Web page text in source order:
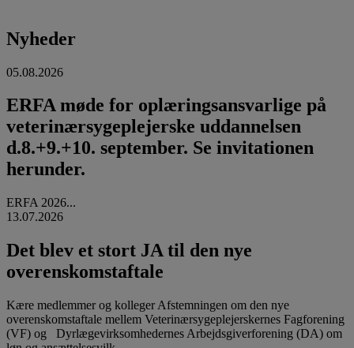
Nyheder
05.08.2026
ERFA møde for oplæringsansvarlige på
veterinærsygeplejerske uddannelsen
d.8.+9.+10. september. Se invitationen
herunder.
ERFA 2026...
13.07.2026
Det blev et stort JA til den nye
overenskomstaftale
Kære medlemmer og kolleger Afstemningen om den nye
overenskomstaftale mellem Veterinærsygeplejerskernes Fagforening
(VF) og Dyrlægevirksomhedernes Arbejdsgiverforening (DA) om